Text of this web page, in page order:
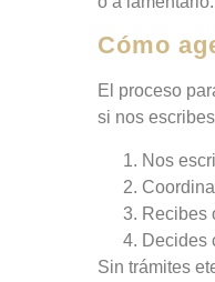
Cómo
El proceso
si nos
Nos
Recibes
Decides
Sin trámites